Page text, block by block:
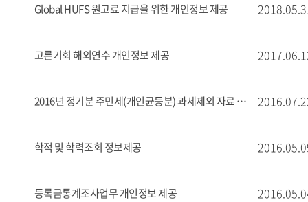
Global HUFS 원고료 지급을 위한 개인정보 제공
고른기회 해외연수 개인정보 제공
2016년 정기분 주민세(개인균등분) 과세제외 자료 제출
학적 및 학력조회 정보제공
등록금통계조사업무 개인정보 제공